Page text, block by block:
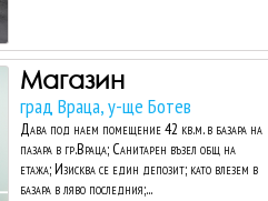
Магазин
град Враца, у-ще Ботев
Дава под наем помещение 42 кв.м. в базара на
пазара в гр.Враца; Санитарен възел общ на
етажа; Изисква се един депозит; като влезем в
базара в ляво последния;...